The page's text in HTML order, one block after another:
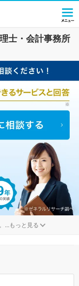
士・会計事務所
...もっと見る